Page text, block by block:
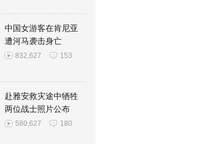
中国女游客在肯尼亚
遭河马袭击身亡
832,627 153
赴雅安救灾途中牺牲
两位战士照片公布
580,627 180